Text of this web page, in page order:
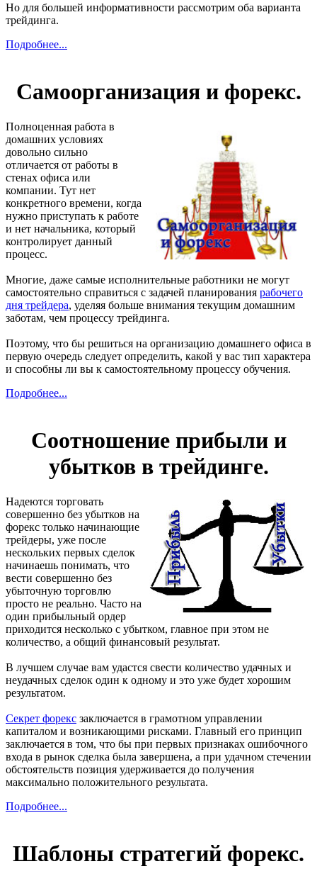
Но для большей информативности рассмотрим оба варианта
трейдинга.
Подробнее...
Самоорганизация и форекс.
Полноценная работа в
домашних условиях
довольно сильно
отличается от работы в
стенах офиса или
компании. Тут нет
конкретного времени, когда
нужно приступать к работе
и нет начальника, который
контролирует данный
процесс.
Многие, даже самые исполнительные работники не могут
самостоятельно справиться с задачей планирования рабочего
дня трейдера, уделяя больше внимания текущим домашним
заботам, чем процессу трейдинга.
Поэтому, что бы решиться на организацию домашнего офиса в
первую очередь следует определить, какой у вас тип характера
и способны ли вы к самостоятельному процессу обучения.
Подробнее...
Соотношение прибыли и
убытков в трейдинге.
Надеются торговать
совершенно без убытков на
форекс только начинающие
трейдеры, уже после
нескольких первых сделок
начинаешь понимать, что
вести совершенно без
убыточную торговлю
просто не реально. Часто на
один прибыльный ордер
приходится несколько с убытком, главное при этом не
количество, а общий финансовый результат.
В лучшем случае вам удастся свести количество удачных и
неудачных сделок один к одному и это уже будет хорошим
результатом.
Секрет форекс заключается в грамотном управлении
капиталом и возникающими рисками. Главный его принцип
заключается в том, что бы при первых признаках ошибочного
входа в рынок сделка была завершена, а при удачном стечении
обстоятельств позиция удерживается до получения
максимально положительного результата.
Подробнее...
Шаблоны стратегий форекс.